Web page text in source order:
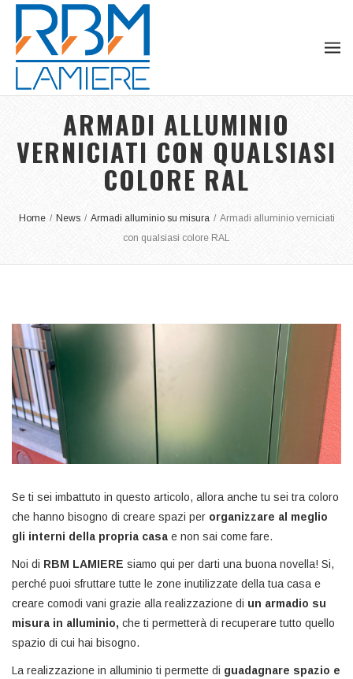
ARMADI ALLUMINIO
VERNICIATI CON QUALSIASI
COLORE RAL
Home / News / Armadi alluminio su misura / Armadi alluminio verniciati
con qualsiasi colore RAL
Se ti sei imbattuto in questo articolo, allora anche tu sei tra coloro
che hanno bisogno di creare spazi per organizzare al meglio
gli interni della propria casa e non sai come fare.
Noi di RBM LAMIERE siamo qui per darti una buona novella! Si,
perché puoi sfruttare tutte le zone inutilizzate della tua casa e
creare comodi vani grazie alla realizzazione di un armadio su
misura in alluminio, che ti permetterà di recuperare tutto quello
spazio di cui hai bisogno.
La realizzazione in alluminio ti permette di guadagnare spazio e